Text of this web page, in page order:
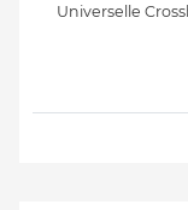
Universelle